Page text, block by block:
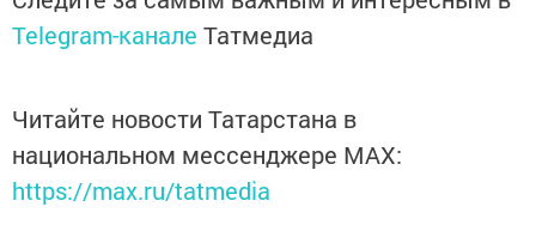
Telegram-канале Татмедиа
Читайте новости Татарстана в
национальном мессенджере MАХ:
https://max.ru/tatmedia